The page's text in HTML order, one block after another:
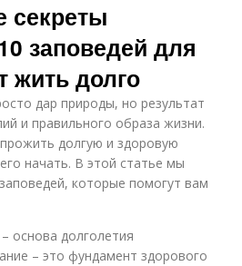
секреты
заповедей для
жить долго
дар природы, но результат
и правильного образа жизни.
долгую и здоровую
начать. В этой статье мы
которые помогут вам
основа долголетия
– это фундамент здорового